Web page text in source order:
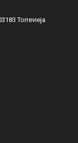
Torrevieja